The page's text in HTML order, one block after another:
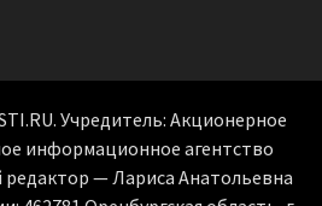
Учредитель: Акционерное
информационное агентство
редактор — Лариса Анатольевна